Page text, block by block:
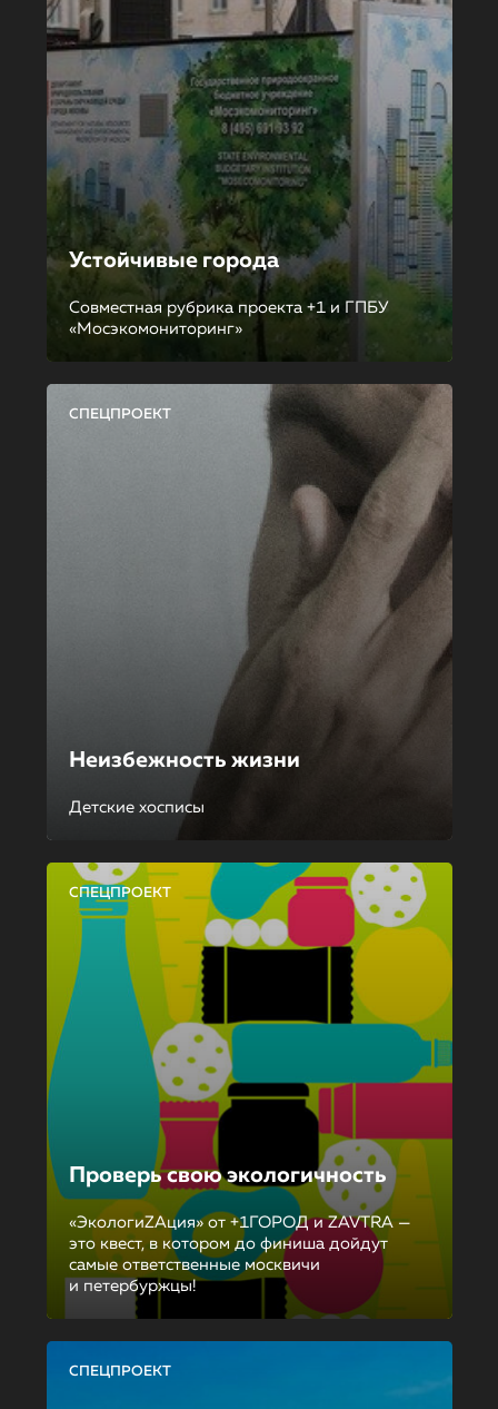
Устойчивые города
Совместная рубрика проекта +1 и ГПБУ
«Мосэкомониторинг»
СПЕЦПРОЕКТ
Неизбежность жизни
Детские хосписы
СПЕЦПРОЕКТ
Проверь свою экологичность
«ЭкологиZAция» от +1ГОРОД и ZAVTRA —
это квест, в котором до финиша дойдут
самые ответственные москвичи
и петербуржцы!
СПЕЦПРОЕКТ